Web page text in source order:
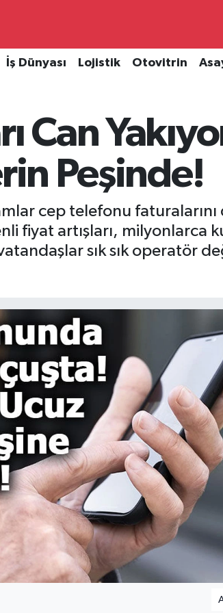
İş Dünyası Lojistik Otovitrin
Can
Peşinde!
cep telefonu
fiyat artışları, milyonlarca
sık sık operatör